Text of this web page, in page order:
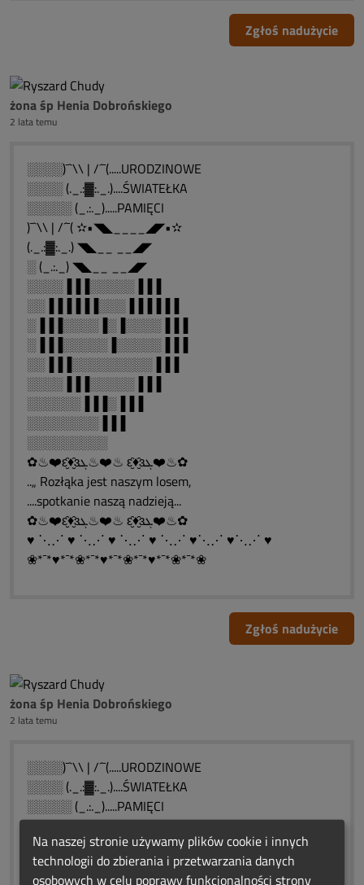
Zgłoś nadużycie
żona śp Henia Dobrońskiego
2 lata temu
░░░░)¯`\\ | /´¯(.....URODZINOWE
░░░░ (._.:▓:._.)....ŚWIATEŁKA
░░░░░ (_.:._).....PAMIĘCI
)¯`\\ | /´¯( ✫•◥◣____◢◤•✫
(._.:▓:._.) ◥◣__ __◢◤
░ (_.:._) ◥◣__ __◢◤
░░░░▐▐▐░░░░░▐▐▐
░░▐▐▐▐▐▐░░░▐▐▐▐▐▐
░▐▐▐░░░░▐░▐░░░░▐▐▐
░▐▐▐░░░░░▐░░░░░▐▐▐
░░▐▐▐░░░░░░░░░▐▐▐
░░░░▐▐▐░░░░░▐▐▐
░░░░░░▐▐▐░▐▐▐
░░░░░░░░▐▐▐
░░░░░░░░░
✿♨❤️ԑ̮̑♦̮̑ɜܓ♨❤️♨ ԑ̮̑♦̮̑ɜܓ❤️♨✿
..„ Rozłąka jest naszym losem,
....spotkanie naszą nadzieją...
✿♨❤️ԑ̮̑♦̮̑ɜܓ♨❤️♨ ԑ̮̑♦̮̑ɜܓ❤️♨✿
♥ ⋱⋰ ♥ ⋱⋰ ♥ ⋱⋰ ♥ ⋱⋰ ♥⋱⋰ ♥⋱⋰ ♥
❀*¯*♥*¯*❀*¯*♥*¯*❀*¯*♥*¯*❀*¯*❀
Zgłoś nadużycie
żona śp Henia Dobrońskiego
2 lata temu
░░░░)¯`\\ | /´¯(.....URODZINOWE
░░░░ (._.:▓:._.)....ŚWIATEŁKA
░░░░░ (_.:._).....PAMIĘCI
)¯`\\ | /´¯( ✫•◥◣____◢◤•✫
(._.:▓:._.) ◥◣__ __◢◤
░ (_.:._) ◥◣__ __◢◤
Na naszej stronie używamy plików cookie i innych
technologii do zbierania i przetwarzania danych
osobowych w celu poprawy funkcjonalności strony